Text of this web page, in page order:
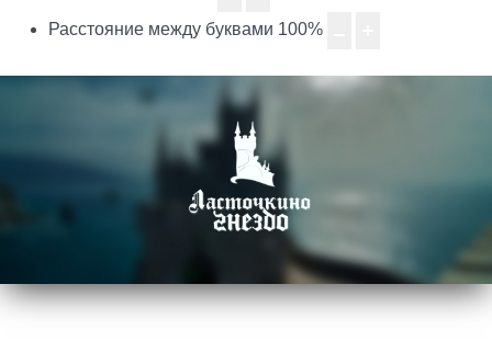
Расстояние между буквами 100%